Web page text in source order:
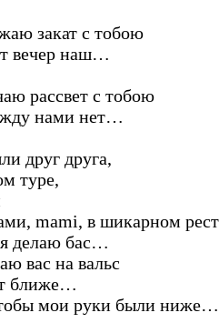
закат с тобою
вечер наш…
рассвет с тобою
нами нет…
друг друга,
туре,
mami, в шикарном
делаю бас…
вас на вальс
ближе…
мои руки были ниже…